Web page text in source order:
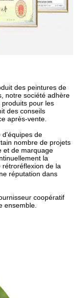
des peintures de
notre société adhère
pour les
des conseils
après-vente.
d'équipes de
nombre de projets
et de marquage
la
rétroréflexion de la
réputation dans
coopératif
ensemble.